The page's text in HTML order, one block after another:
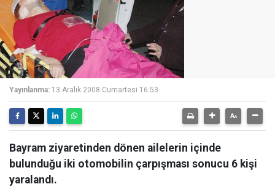
Yayınlanma: 13 Aralık 2008 Cumartesi 16:53
Bayram ziyaretinden dönen ailelerin içinde
bulunduğu iki otomobilin çarpışması sonucu 6 kişi
yaralandı.